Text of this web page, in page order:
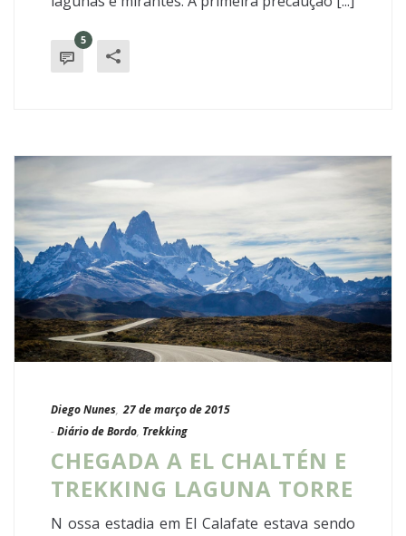
5
Diego Nunes, 27 de março de 2015
- Diário de Bordo, Trekking
CHEGADA A EL CHALTÉN E
TREKKING LAGUNA TORRE
N ossa estadia em El Calafate estava sendo